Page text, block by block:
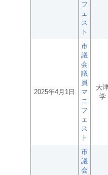
フ
ェ
ス
ト
2025年4月1日
市
議
会
議
員
マ
ニ
フ
ェ
ス
ト
大
学
市
議
会